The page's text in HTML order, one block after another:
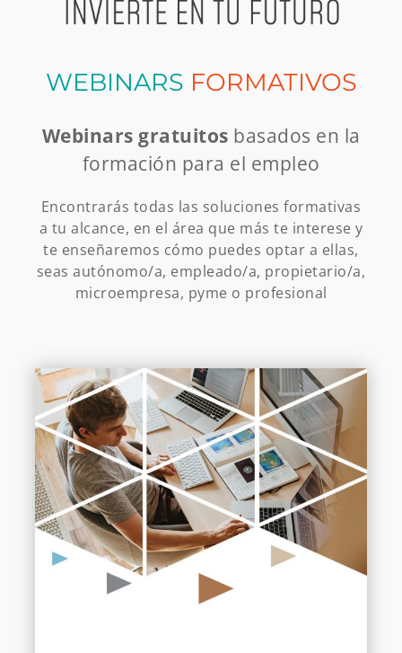
WEBINARS FORMATIVOS
Webinars gratuitos basados en la
formación para el empleo
Encontrarás todas las soluciones formativas
a tu alcance, en el área que más te interese y
te enseñaremos cómo puedes optar a ellas,
seas autónomo/a, empleado/a, propietario/a,
microempresa, pyme o profesional